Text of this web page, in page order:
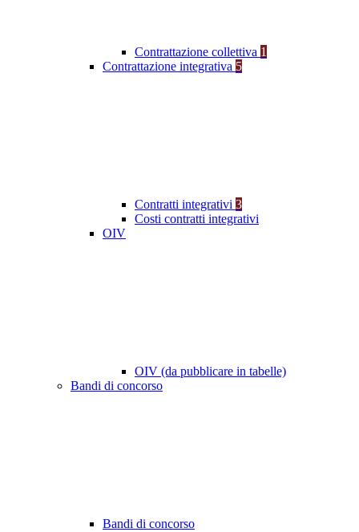
Contrattazione collettiva 1
Contrattazione integrativa 5
Contratti integrativi 3
Costi contratti integrativi
OIV
OIV (da pubblicare in tabelle)
Bandi di concorso
Bandi di concorso